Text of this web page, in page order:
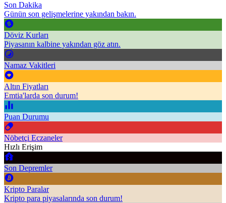
Son Dakika
Günün son gelişmelerine yakından bakın.
Döviz Kurları
Piyasanın kalbine yakından göz atın.
Namaz Vakitleri
Altın Fiyatları
Emtia'larda son durum!
Puan Durumu
Nöbetçi Eczaneler
Hızlı Erişim
Son Depremler
Kripto Paralar
Kripto para piyasalarında son durum!